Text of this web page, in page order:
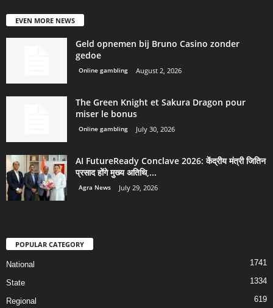
EVEN MORE NEWS
Geld opnemen bij Bruno Casino zonder
gedoe
Online gambling August 2, 2026
The Green Knight et Sakura Dragon pour
miser le bonus
Online gambling July 30, 2026
AI FutureReady Conclave 2026: केंद्रीय मंत्री जितिन
प्रसाद होंगे मुख्य अतिथि,...
Agra News July 29, 2026
POPULAR CATEGORY
National 1741
State 1334
Regional 619